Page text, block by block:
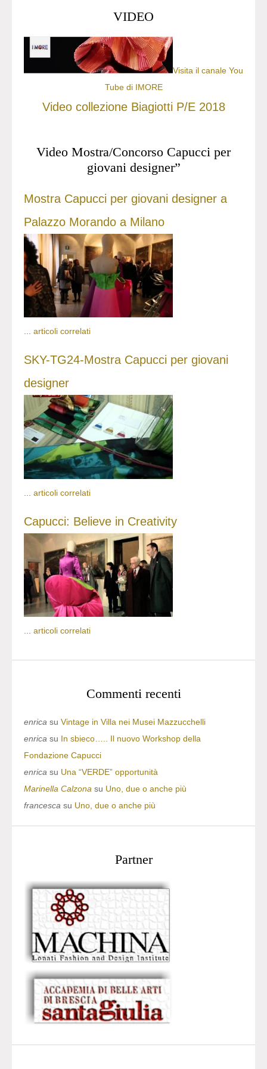
VIDEO
Visita il canale You
Tube di IMORE
Video collezione Biagiotti P/E 2018
Video Mostra/Concorso Capucci per
giovani designer”
Mostra Capucci per giovani designer a
Palazzo Morando a Milano
... articoli correlati
SKY-TG24-Mostra Capucci per giovani
designer
articoli correlati
Capucci: Believe in Creativity
... articoli correlati
Commenti recenti
enrica su Vintage in Villa nei Musei Mazzucchelli
enrica su In sbieco….. Il nuovo Workshop della
Fondazione Capucci
enrica su Una “VERDE” opportunità
Marinella Calzona su Uno, due o anche più
francesca su Uno, due o anche più
Partner